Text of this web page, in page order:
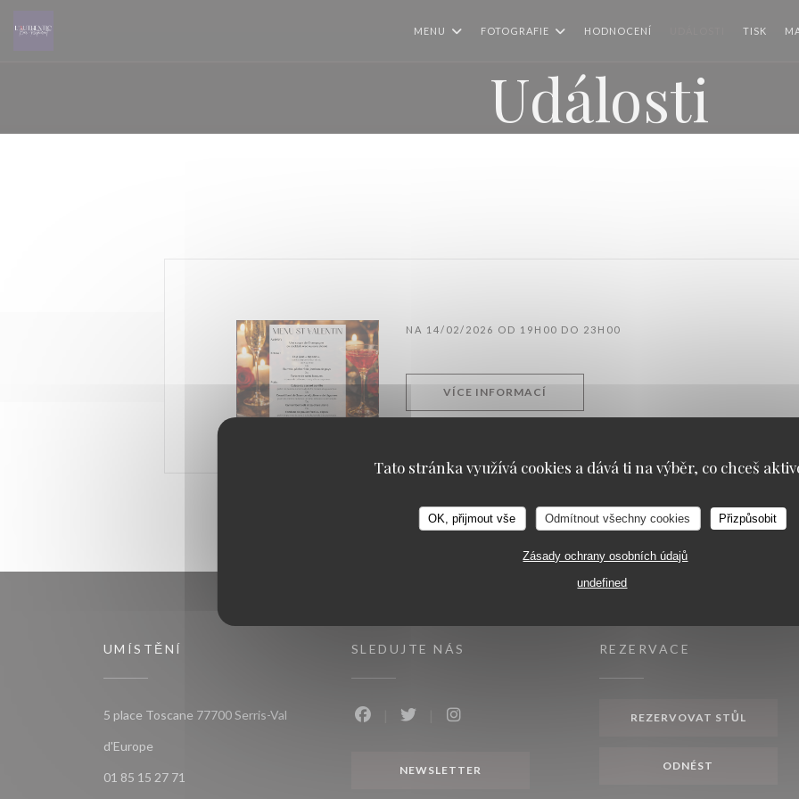
Tato stránka využívá cookies a dává ti na výběr, co chceš
OK, přijmout vše Odmítnout všechny cookies Přizpůsobit
Zásady ochrany osobních údajů
undefined
MENU FOTOGRAFIE HODNOCENÍ TISK
Události
NA 14/02/2026 OD 19H00 DO 23H00
VÍCE INFORMACÍ((OTEVŘE SE V NOVÉM OKNĚ))
UMÍSTĚNÍ
5 place Toscane 77700 Serris-Val
d'Europe((otevře se v novém okně))
01 85 15 27 71
SLEDUJTE NÁS
NEWSLETTER
REZERVACE
REZERVOVAT STŮL
ODNÉST